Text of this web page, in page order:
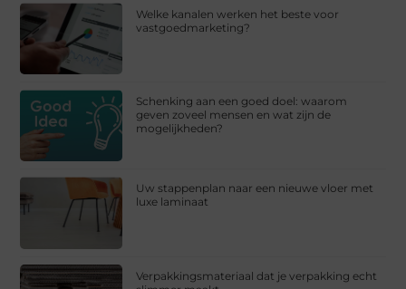
Welke kanalen werken het beste voor
vastgoedmarketing?
Schenking aan een goed doel: waarom
geven zoveel mensen en wat zijn de
mogelijkheden?
Uw stappenplan naar een nieuwe vloer met
luxe laminaat
Verpakkingsmateriaal dat je verpakking echt